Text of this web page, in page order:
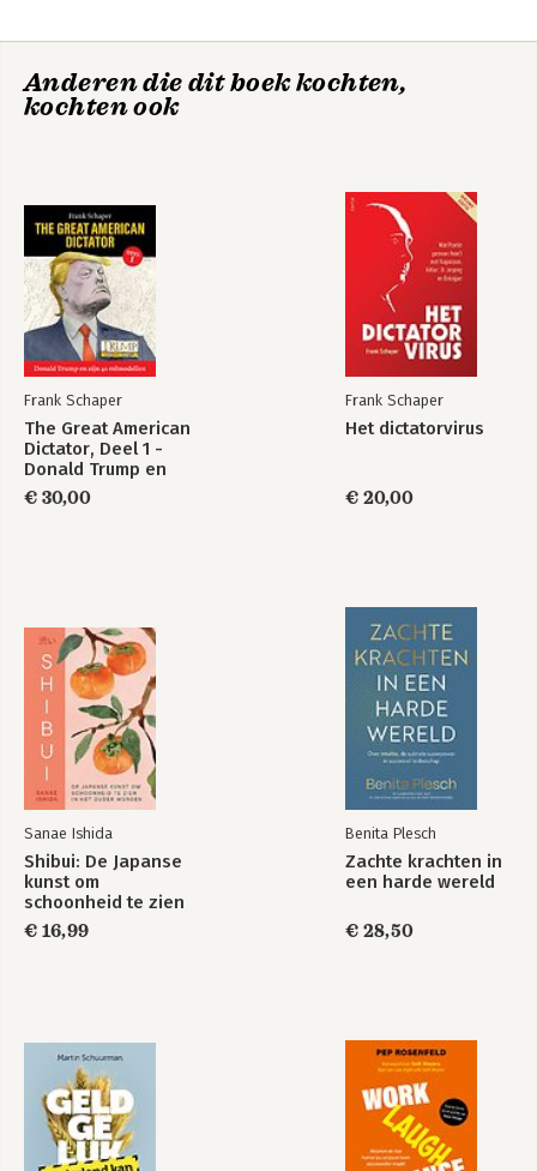
karakter
Eerste hulp bij
stress en
vermoeidheid
100%
Bekijk alle boeken
Anderen die dit boek kochten,
kochten ook
Frank Schaper
The Great American
Dictator, Deel 1 -
Donald Trump en
zijn 40 rolmodellen
€ 30,00
Frank Schaper
Het dictatorvirus
€ 20,00
Sanae Ishida
Shibui: De Japanse
kunst om
schoonheid te zien
in het ouder
worden
€ 16,99
Benita Plesch
Zachte krachten in
een harde wereld
€ 28,50